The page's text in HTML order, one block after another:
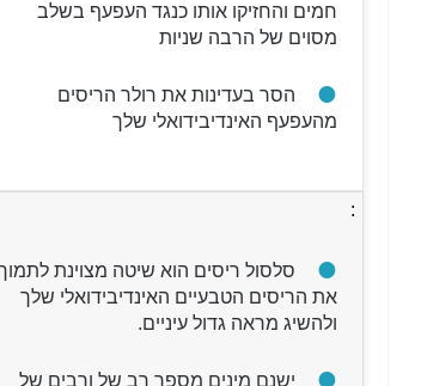
חמים והחזיקו אותו כנגד העפעף בשלב
מסוים של הרבה שניות
הסר בעדינות את רולר הריסים
מהעפעף האינדיבידואלי שלך
:
סלסול ריסים הוא שיטה מצוינת
את הריסים הטבעיים האינדיבידואלי שלך
ולהשיג מראה גדול עיניים.
ישנם מינים מספר רב של ורבים של